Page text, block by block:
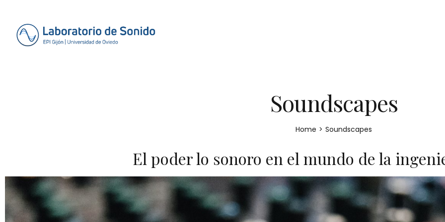
Soundscapes
Home > Soundscapes
El poder lo sonoro en el mundo de la